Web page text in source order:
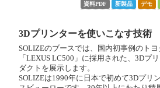
資料PDF 新製品 デモ
3Dプリンターを使いこなす技術
SOLIZEのブースでは、国内初事例のト
「LEXUS LC500」に採用された、3Dプ
ダクトを展示します。
SOLIZEは1990年に日本で初めて3Dプリ